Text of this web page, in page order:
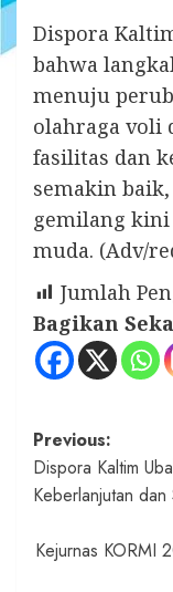
Dispora
bahwa
menuju
olahraga voli
fasilitas dan
semakin
gemilang kini
muda. (Adv/
Jumlah
Bagikan
Post
Previous:
Dispora Kaltim
Keberlanjutan
Kejurnas KORMI